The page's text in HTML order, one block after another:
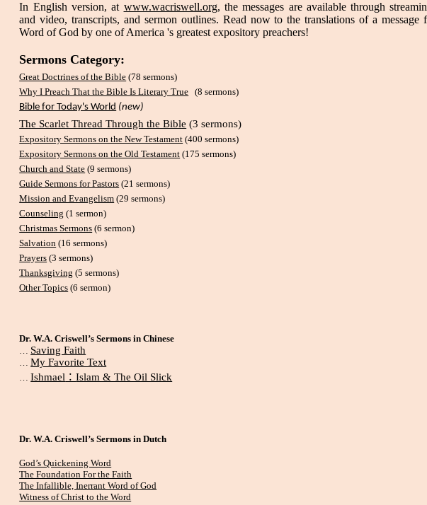
In English version, at www.wacriswell.org, the messages are available through
and video, transcripts, and sermon outlines. Read now to the translations of a message
Word of God by one of America 's greatest expository preachers!
Sermons Category:
Great Doctrines of the Bible (78 sermons)
Why I Preach That the Bible Is Literary True (8 sermons)
Bible for Today's World (new)
The Scarlet Thread Through the Bible (3 sermons)
Expository Sermons on the New Testament (400 sermons)
Expository Sermons on the Old Testament (175 sermons)
Church and State (9 sermons)
Guide Sermons for Pastors (21 sermons)
Mission and Evangelism (29 sermons)
Counseling (1 sermon)
Christmas Sermons (6 sermon)
Salvation (16 sermons)
Prayers (3 sermons)
Thanksgiving (5 sermons)
Other Topics (6 sermon)
Dr. W.A. Criswell’s Sermons in Chinese
… Saving Faith
… My Favorite Text
… Ishmael ：Islam & The Oil Slick
Dr. W.A. Criswell’s Sermons in Dutch
God’s Quickening Word
The Foundation For the Faith
The Infallible, Inerrant Word of God
Witness of Christ to the Word